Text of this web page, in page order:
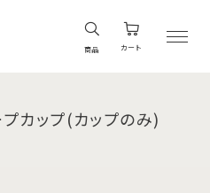
商品 カート
カップ(カップのみ)